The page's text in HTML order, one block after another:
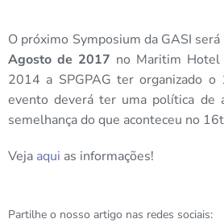
O próximo Symposium da GASI
Agosto de 2017 no Maritim
2014 a SPGPAG ter organizado o
evento deverá ter uma política de
semelhança do que aconteceu no
Veja aqui as informações!
Partilhe o nosso artigo nas redes sociais: